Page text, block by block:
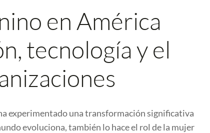
en América
tecnología y el
experimentado una transformación significativa
evoluciona, también lo hace el rol de la mujer